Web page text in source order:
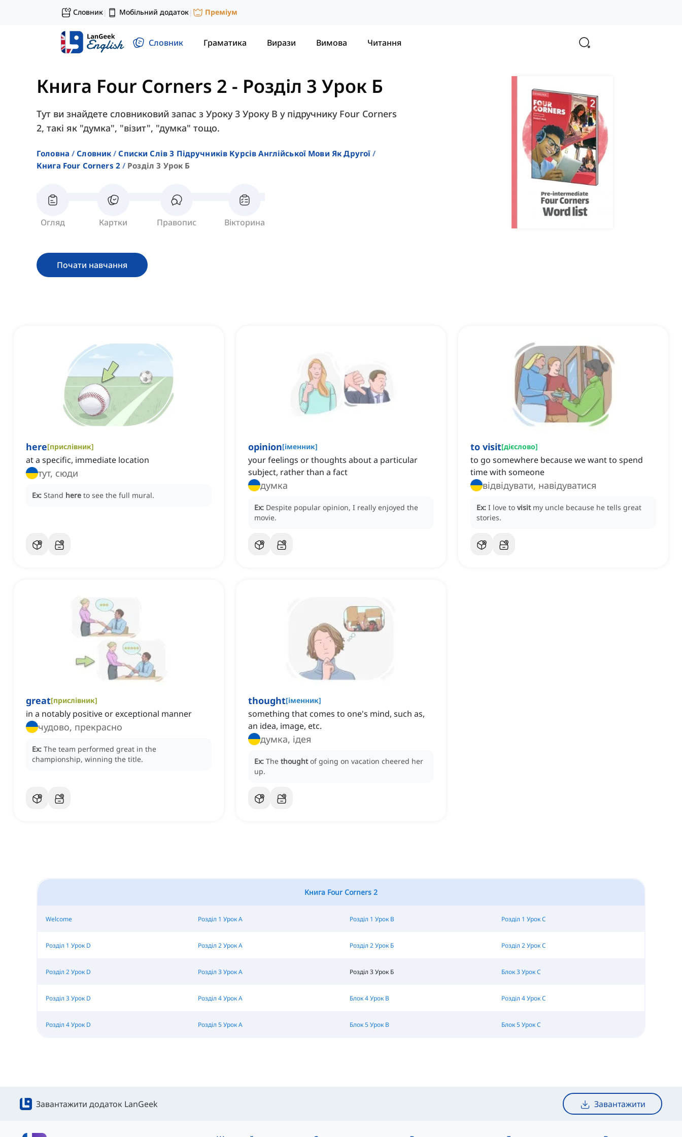
Словник| Мобільний додаток| Преміум
Словник Граматика Вирази Вимова Читання
Книга Four Corners 2 - Розділ 3 Урок Б
Тут ви знайдете словниковий запас з Уроку 3 Уроку B у підручнику Four Corners
2, такі як "думка", "візит", "думка" тощо.
Головна Словник
Списки Слів З Підручників Курсів Англійської Мови Як Другої
Книга Four Corners 2
Розділ 3 Урок Б
Огляд Картки Правопис Вікторина
Почати навчання
here[прислівник]
at a specific, immediate location
тут, сюди
Ex: Stand here to see the full mural.
opinion[іменник]
your feelings or thoughts about a particular
subject, rather than a fact
думка
Ex: Despite popular opinion, I really enjoyed the
movie.
to visit[дієслово]
to go somewhere because we want to spend
time with someone
відвідувати, навідуватися
Ex: I love to visit my uncle because he tells great
stories.
great[прислівник]
in a notably positive or exceptional manner
чудово, прекрасно
Ex: The team performed great in the
championship, winning the title.
thought[іменник]
something that comes to one's mind, such as,
an idea, image, etc.
думка, ідея
Ex: The thought of going on vacation cheered her
up.
Книга Four Corners 2
Welcome Розділ 1 Урок A Розділ 1 Урок B Розділ 1 Урок C
Розділ 1 Урок D Розділ 2 Урок A Розділ 2 Урок Б Розділ 2 Урок C
Розділ 2 Урок D Розділ 3 Урок A Розділ 3 Урок Б Блок 3 Урок C
Розділ 3 Урок D Розділ 4 Урок A Блок 4 Урок B Розділ 4 Урок C
Розділ 4 Урок D Розділ 5 Урок A Блок 5 Урок B Блок 5 Урок C
Завантажити додаток LanGeek Завантажити